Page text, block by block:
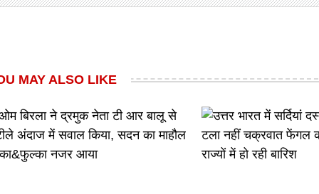
MAY ALSO LIKE